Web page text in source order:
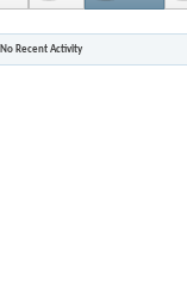
No Recent Activity